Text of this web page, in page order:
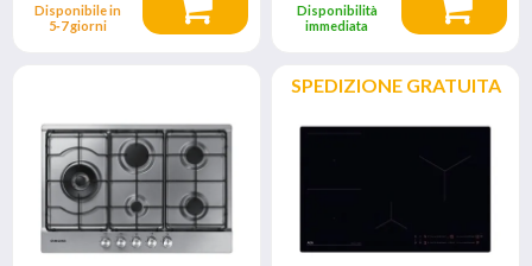
Disponibile in
5‑7 giorni
Disponibilità
immediata
SPEDIZIONE GRATUITA